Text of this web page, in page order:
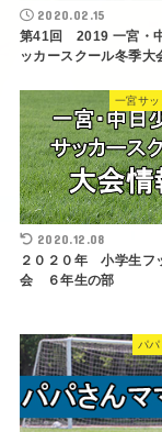
2020.02.15
第41回 2019 一宮・
ッカースクール冬季大
一宮サ
2020.12.08
２０２０年 小学生フ
会 ６年生の部
パ